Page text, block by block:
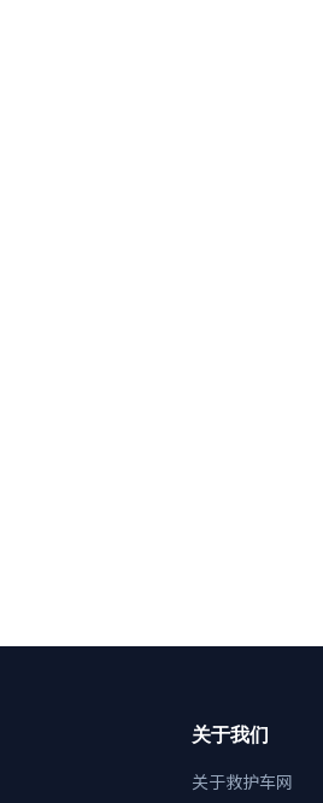
关于我们
关于救护车网